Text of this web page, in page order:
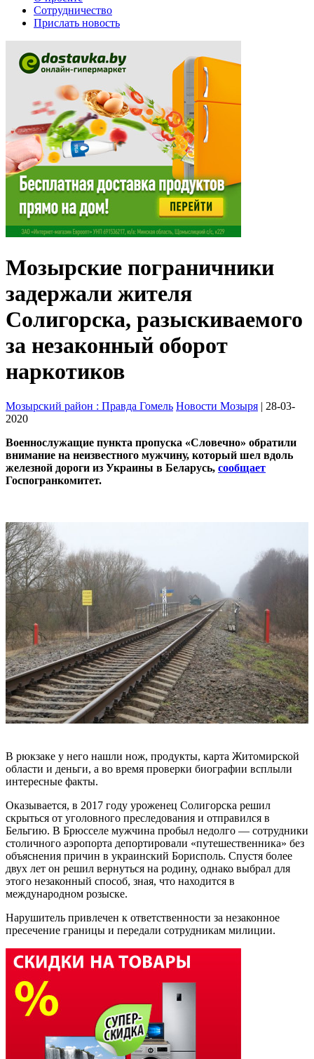
Сотрудничество
Прислать новость
Мозырские пограничники
задержали жителя
Солигорска, разыскиваемого
за незаконный оборот
наркотиков
Мозырский район : Правда Гомель Новости Мозыря | 28-03-
2020
Военнослужащие пункта пропуска «Словечно» обратили
внимание на неизвестного мужчину, который шел вдоль
железной дороги из Украины в Беларусь, сообщает
Госпогранкомитет.
В рюкзаке у него нашли нож, продукты, карта Житомирской
области и деньги, а во время проверки биографии всплыли
интересные факты.
Оказывается, в 2017 году уроженец Солигорска решил
скрыться от уголовного преследования и отправился в
Бельгию. В Брюсселе мужчина пробыл недолго — сотрудники
столичного аэропорта депортировали «путешественника» без
объяснения причин в украинский Борисполь. Спустя более
двух лет он решил вернуться на родину, однако выбрал для
этого незаконный способ, зная, что находится в
международном розыске.
Нарушитель привлечен к ответственности за незаконное
пресечение границы и передали сотрудникам милиции.